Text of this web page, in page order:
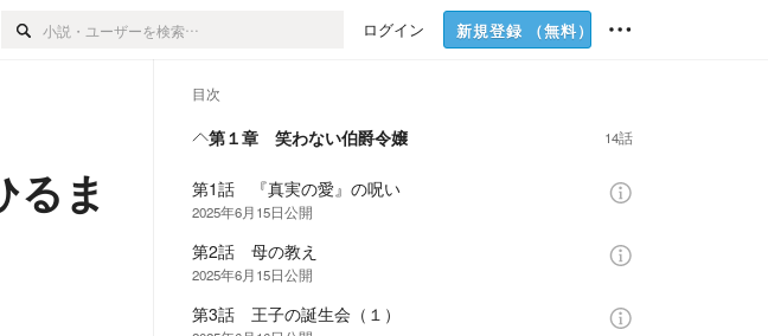
ログイン 新規登録 （無料）
るま
目次
第１章 笑わない伯爵令嬢 14話
第1話 『真実の愛』の呪い
2025年6月15日公開
第2話 母の教え
2025年6月15日公開
第3話 王子の誕生会（１）